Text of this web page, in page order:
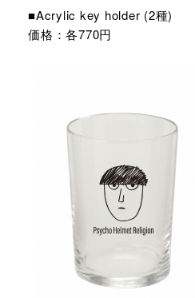
■Acrylic key holder (2種)
価格：各770円